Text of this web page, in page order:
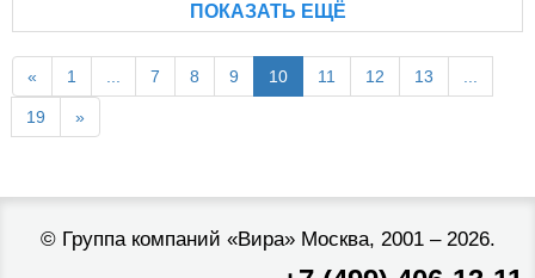
ПОКАЗАТЬ ЕЩЁ
« 1 ... 7 8 9 10 11 12 13 ...
19 »
© Группа компаний «Вира»Москва, 2001 – 2026.